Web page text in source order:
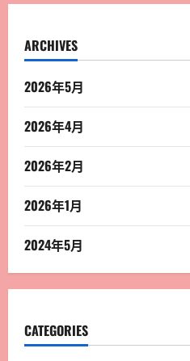
ARCHIVES
2026年5月
2026年4月
2026年2月
2026年1月
2024年5月
CATEGORIES